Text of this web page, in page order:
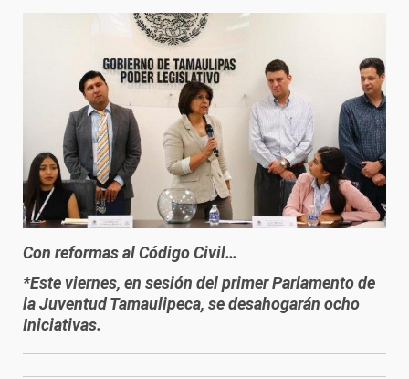
Con reformas al Código Civil…
*Este viernes, en sesión del primer Parlamento de
la Juventud Tamaulipeca, se desahogarán ocho
Iniciativas.